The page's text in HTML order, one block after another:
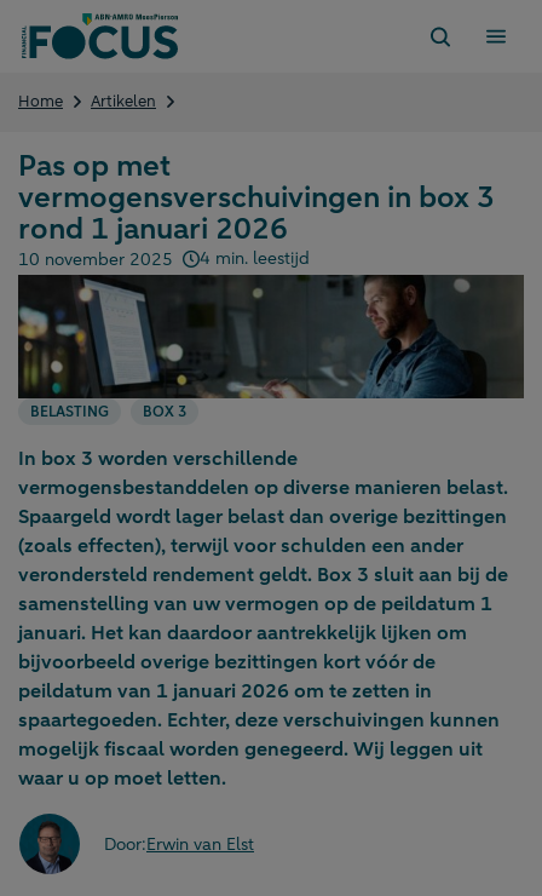
naar
Home Artikelen
in
box
3
rond
januari
2026
Pas op met
vermogensverschuivingen in box 3
rond 1 januari 2026
Gepubliceerd op:
10 november 2025 4 min. leestijd
BELASTING BOX 3
In box 3 worden verschillende
vermogensbestanddelen op diverse manieren belast.
Spaargeld wordt lager belast dan overige bezittingen
(zoals effecten), terwijl voor schulden een ander
verondersteld rendement geldt. Box 3 sluit aan bij de
samenstelling van uw vermogen op de peildatum 1
januari. Het kan daardoor aantrekkelijk lijken om
bijvoorbeeld overige bezittingen kort vóór de
peildatum van 1 januari 2026 om te zetten in
spaartegoeden. Echter, deze verschuivingen kunnen
mogelijk fiscaal worden genegeerd. Wij leggen uit
waar u op moet letten.
Door:Erwin van Elst